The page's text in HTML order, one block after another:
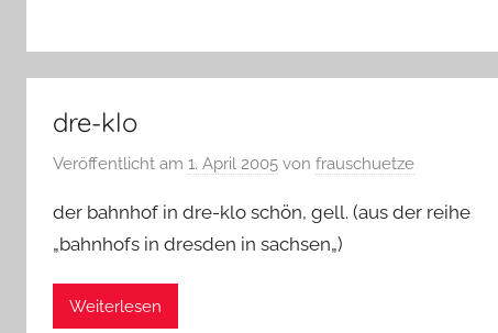
dre-klo
Veröffentlicht am 1. April 2005 von frauschuetze
der bahnhof in dre-klo schön, gell. (aus der reihe
„bahnhofs in dresden in sachsen„)
Weiterlesen